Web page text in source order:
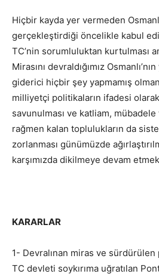
Hiçbir kayda yer vermeden
gerçekleştirdiği öncelikle kabul
TC’nin sorumluluktan kurtulması
Mirasını devraldığımız
giderici hiçbir şey yapmamış
milliyetçi politikaların ifadesi olarak
savunulması ve katliam,
rağmen kalan toplulukların da
zorlanması günümüzde
karşımızda dikilmeye devam
KARARLAR
1- Devralınan miras ve sürdürülen
TC devleti soykırıma uğratılan